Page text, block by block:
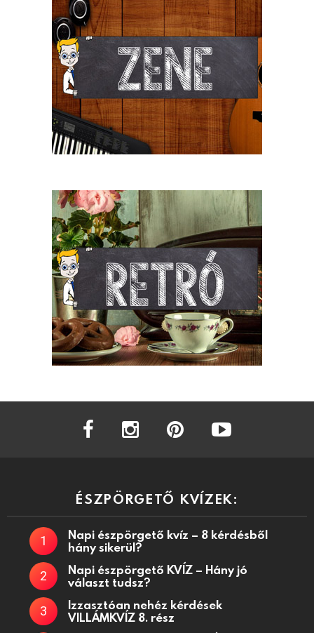
facebook instagram
ÉSZPÖRGETŐ KVÍZEK:
Napi észpörgető kvíz – 8 kérdésből
hány sikerül?
Napi észpörgető KVÍZ – Hány jó
választ tudsz?
Izzasztóan nehéz kérdések
VILLÁMKVÍZ 8. rész